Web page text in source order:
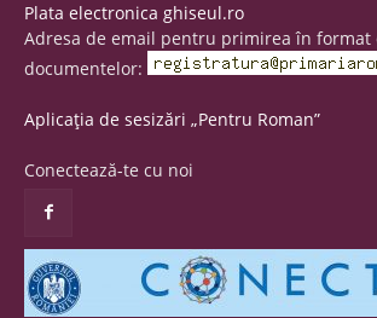
Plata electronica ghiseul.ro
Adresa de email pentru primirea în format
documentelor:
Aplicația de sesizări „Pentru Roman”
Conectează-te cu noi